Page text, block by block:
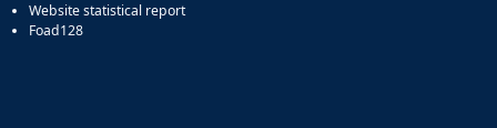
Website statistical report
Foad128